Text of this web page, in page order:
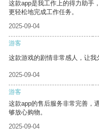
这款app是我工作上的得力助手
更轻松地完成工作任务。
2025-09-04
游客
这款游戏的剧情非常感人，让我
2025-09-04
游客
这款app的售后服务非常完善，
够放心购物。
2025-09-04